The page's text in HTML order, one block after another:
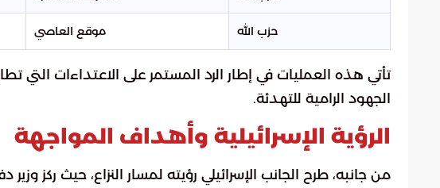
حزب الله موقع العاصي
تأتي هذه العمليات في إطار الرد المستمر على الاعتداءات التي
الجهود الرامية للتهدئة.
الرؤية الإسرائيلية وأهداف المواجهة
من جانبه، طرح الجانب الإسرائيلي رؤيته لمسار النزاع، حيث ركز